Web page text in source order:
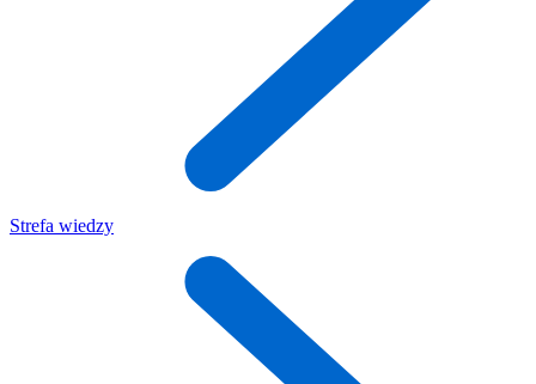
Strefa wiedzy